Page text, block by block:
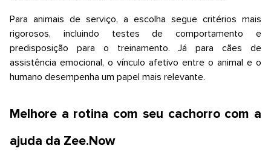
Para animais de serviço, a escolha segue critérios mais
rigorosos, incluindo testes de comportamento e
predisposição para o treinamento. Já para cães de
assistência emocional, o vínculo afetivo entre o animal e o
humano desempenha um papel mais relevante.
Melhore a rotina com seu cachorro com a
ajuda da Zee.Now